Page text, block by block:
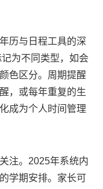
历与日程工具的深
为不同类型，如会
色区分。周期提醒
，或每年重复的生
成为个人时间管理
注。2025年系统内
学期安排。家长可